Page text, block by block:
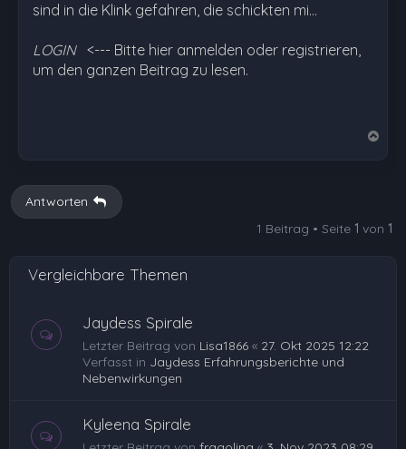
sind in die Klink gefahren, die schickten mi…
LOGIN <--- Bitte hier anmelden oder registrieren,
um den ganzen Beitrag zu lesen.
b
Antworten
1 Beitrag • Seite 1 von 1
Vergleichbare Themen
Jaydess Spirale
Letzter Beitrag von Lisa1866 « 27. Okt 2025 12:22
Verfasst in Jaydess Erfahrungsberichte und
Nebenwirkungen
Kyleena Spirale